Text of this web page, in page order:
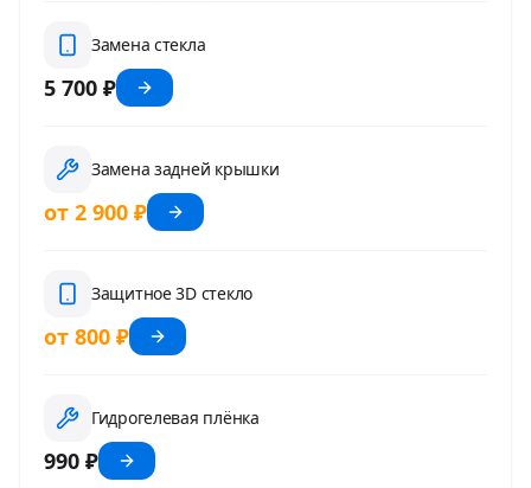
Замена стекла
5 700 ₽
Замена задней крышки
от 2 900 ₽
Защитное 3D стекло
от 800 ₽
Гидрогелевая плёнка
990 ₽